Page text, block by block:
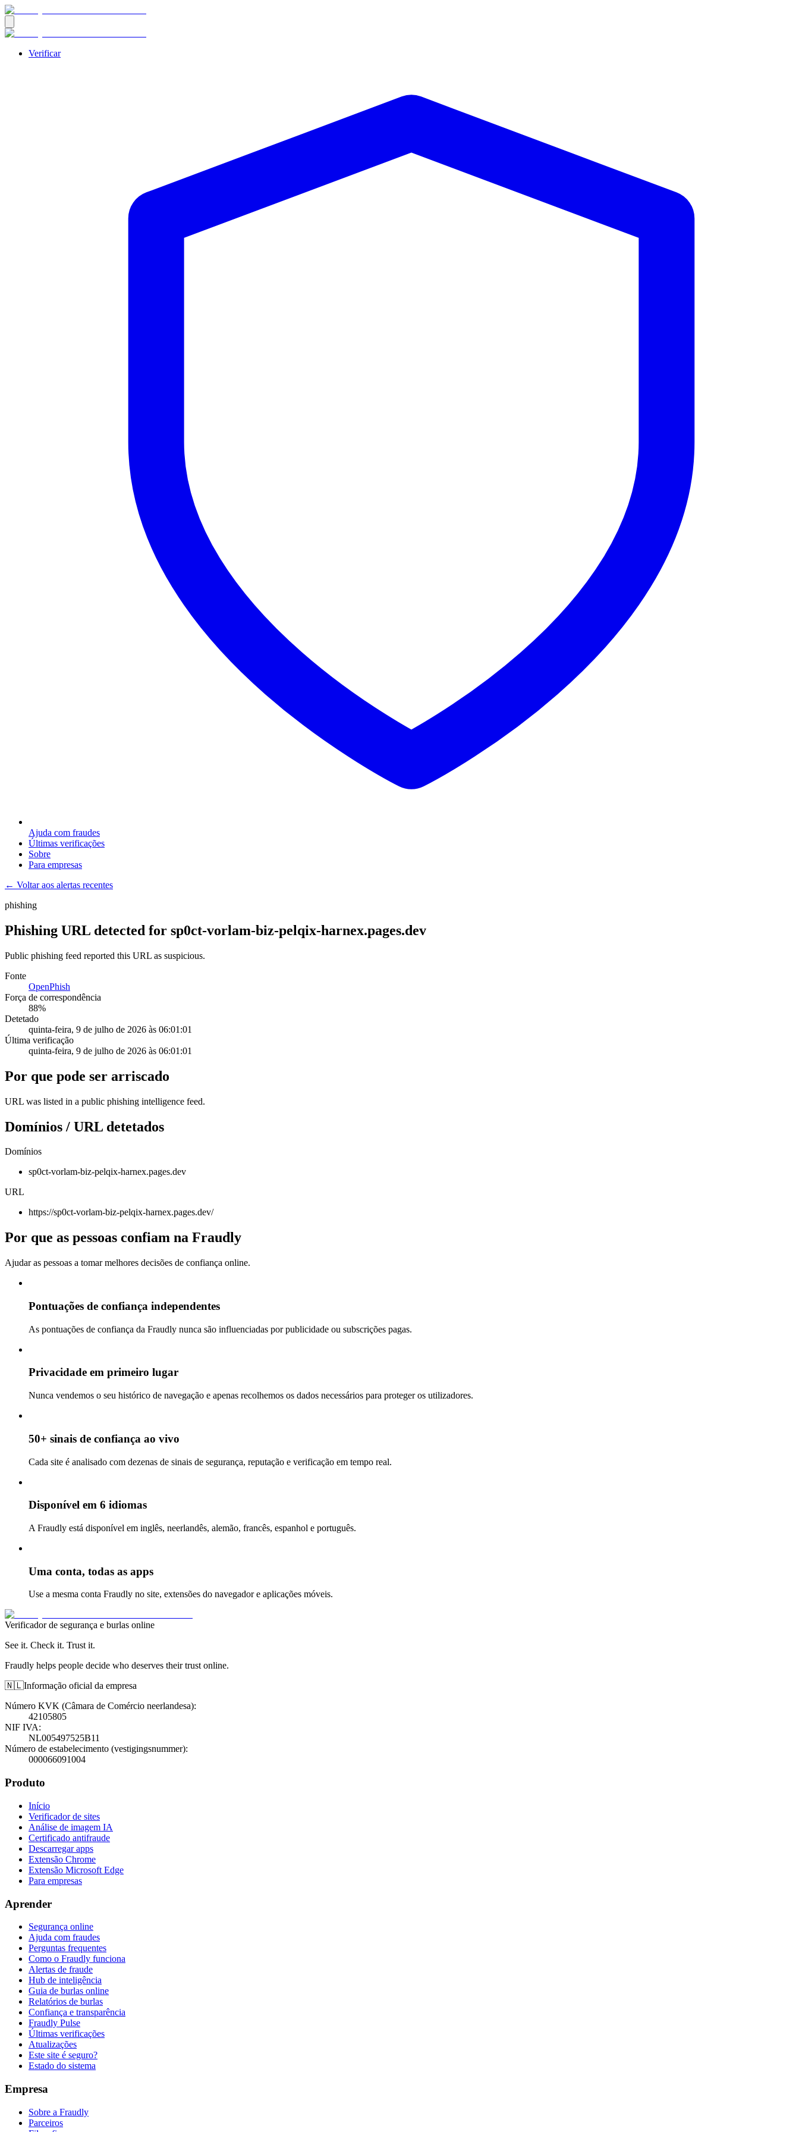
Verificar
Ajuda com fraudes
Últimas verificações
Sobre
Para empresas
← Voltar aos alertas recentes
phishing
Phishing URL detected for sp0ct-vorlam-biz-pelqix-harnex.pages.dev
Public phishing feed reported this URL as suspicious.
Fonte
OpenPhish
Força de correspondência
88%
Detetado
quinta-feira, 9 de julho de 2026 às 06:01:01
Última verificação
quinta-feira, 9 de julho de 2026 às 06:01:01
Por que pode ser arriscado
URL was listed in a public phishing intelligence feed.
Domínios / URL detetados
Domínios
sp0ct-vorlam-biz-pelqix-harnex.pages.dev
URL
https://sp0ct-vorlam-biz-pelqix-harnex.pages.dev/
Por que as pessoas confiam na Fraudly
Ajudar as pessoas a tomar melhores decisões de confiança online.
Pontuações de confiança independentes
As pontuações de confiança da Fraudly nunca são influenciadas por publicidade ou subscrições pagas.
Privacidade em primeiro lugar
Nunca vendemos o seu histórico de navegação e apenas recolhemos os dados necessários para proteger os utilizadores.
50+ sinais de confiança ao vivo
Cada site é analisado com dezenas de sinais de segurança, reputação e verificação em tempo real.
Disponível em 6 idiomas
A Fraudly está disponível em inglês, neerlandês, alemão, francês, espanhol e português.
Uma conta, todas as apps
Use a mesma conta Fraudly no site, extensões do navegador e aplicações móveis.
Verificador de segurança e burlas online
See it. Check it. Trust it.
Fraudly helps people decide who deserves their trust online.
🇳🇱Informação oficial da empresa
Número KVK (Câmara de Comércio neerlandesa):
42105805
NIF IVA:
NL005497525B11
Número de estabelecimento (vestigingsnummer):
000066091004
Produto
Início
Verificador de sites
Análise de imagem IA
Certificado antifraude
Descarregar apps
Extensão Chrome
Extensão Microsoft Edge
Para empresas
Aprender
Segurança online
Ajuda com fraudes
Perguntas frequentes
Como o Fraudly funciona
Alertas de fraude
Hub de inteligência
Guia de burlas online
Relatórios de burlas
Confiança e transparência
Fraudly Pulse
Últimas verificações
Atualizações
Este site é seguro?
Estado do sistema
Empresa
Sobre a Fraudly
Parceiros